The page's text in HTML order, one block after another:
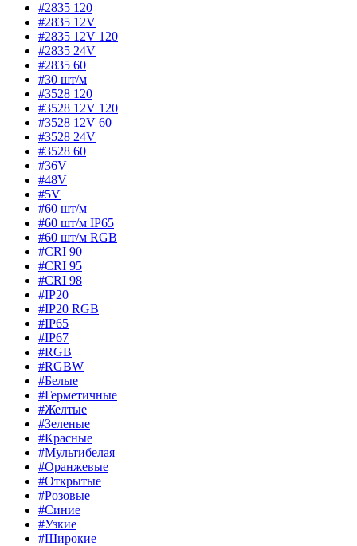
#2835 120
#2835 12V
#2835 12V 120
#2835 24V
#2835 60
#30 шт/м
#3528 120
#3528 12V 120
#3528 12V 60
#3528 24V
#3528 60
#36V
#48V
#5V
#60 шт/м
#60 шт/м IP65
#60 шт/м RGB
#CRI 90
#CRI 95
#CRI 98
#IP20
#IP20 RGB
#IP65
#IP67
#RGB
#RGBW
#Белые
#Герметичные
#Желтые
#Зеленые
#Красные
#Мультибелая
#Оранжевые
#Открытые
#Розовые
#Синие
#Узкие
#Широкие